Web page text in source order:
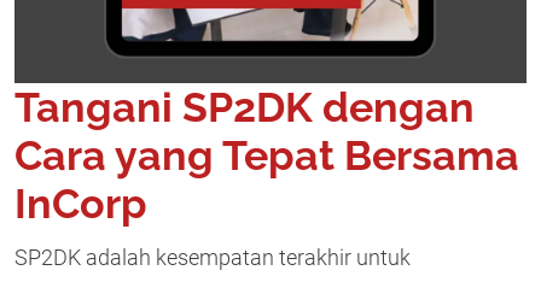
Tangani SP2DK dengan
Cara yang Tepat Bersama
InCorp
SP2DK adalah kesempatan terakhir untuk